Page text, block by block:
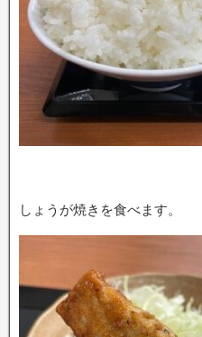
しょうが焼きを食べます。